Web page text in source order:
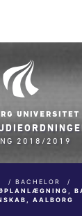
2018/2019
/ BACHELOR
/
AALBORG